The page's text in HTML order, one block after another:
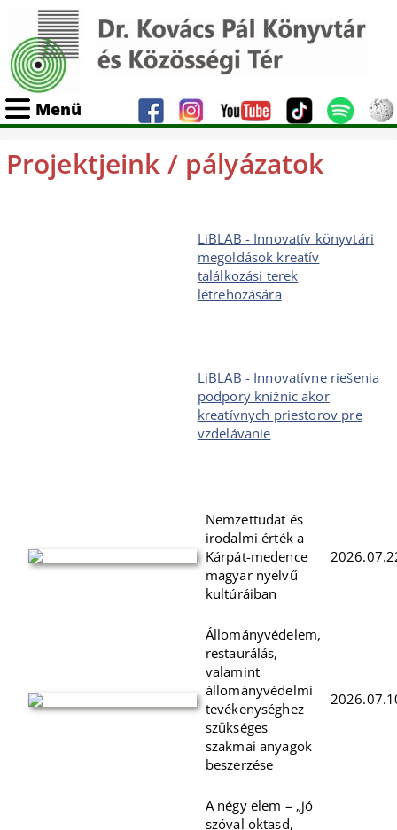
Menü
Projektjeink / pályázatok
LiBLAB - Innovatív könyvtári
megoldások kreatív
találkozási terek
létrehozására
LiBLAB - Innovatívne riešenia
podpory knižníc akor
kreatívnych priestorov pre
vzdelávanie
Nemzettudat és
irodalmi érték a
Kárpát-medence
magyar nyelvű
kultúráiban
Állományvédelem,
restaurálás,
valamint
állományvédelmi
tevékenységhez
szükséges
szakmai anyagok
beszerzése
A négy elem – „jó
szóval oktasd,